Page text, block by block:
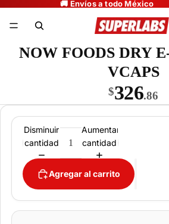
NOW FOODS DRY
VCAPS
$326.86
Disminuir
cantidad
Aumentar
cantidad
Agregar al carrito